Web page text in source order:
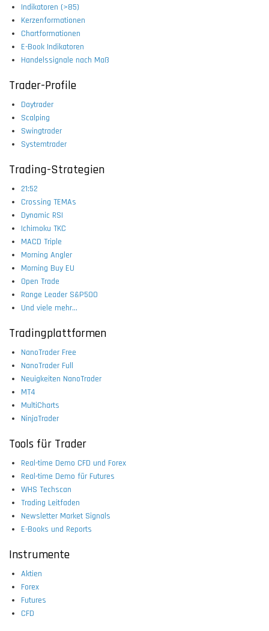
Indikatoren (>85)
Kerzenformationen
Chartformationen
E-Book Indikatoren
Handelssignale nach Maß
Trader-Profile
Daytrader
Scalping
Swingtrader
Systemtrader
Trading-Strategien
21:52
Crossing TEMAs
Dynamic RSI
Ichimoku TKC
MACD Triple
Morning Angler
Morning Buy EU
Open Trade
Range Leader S&P500
Und viele mehr...
Tradingplattformen
NanoTrader Free
NanoTrader Full
Neuigkeiten NanoTrader
MT4
MultiCharts
NinjaTrader
Tools für Trader
Real-time Demo CFD und Forex
Real-time Demo für Futures
WHS Techscan
Trading Leitfaden
Newsletter Market Signals
E-Books und Reports
Instrumente
Aktien
Forex
Futures
CFD